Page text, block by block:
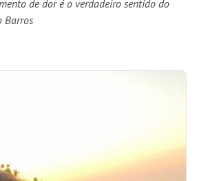
de dor é o verdadeiro sentido do
Barros